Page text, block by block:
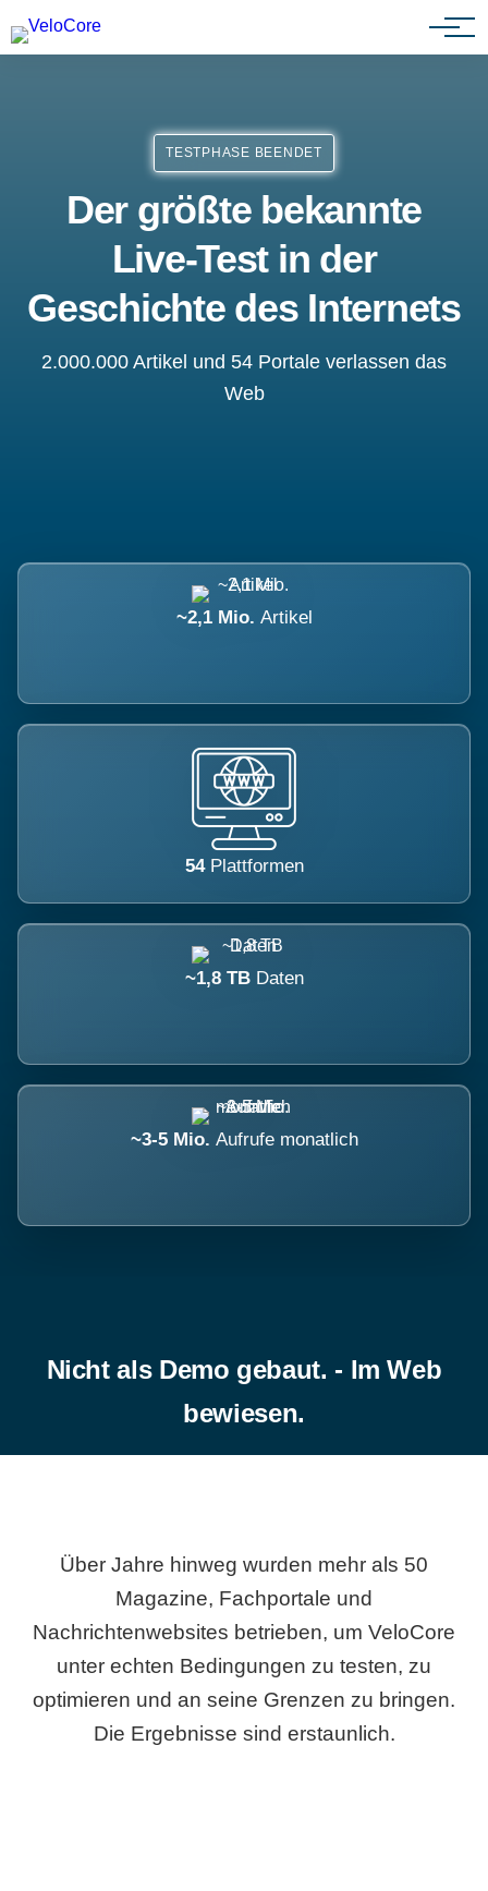
Partnerprogramm
TESTPHASE BEENDET
Der größte bekannte
Live-Test in der
Geschichte des Internets
2.000.000 Artikel und 54 Portale verlassen das
Web
~2,1 Mio. Artikel
54 Plattformen
~1,8 TB Daten
~3-5 Mio. Aufrufe monatlich
Nicht als Demo gebaut. - Im Web
bewiesen.
Über Jahre hinweg wurden mehr als 50
Magazine, Fachportale und
Nachrichtenwebsites betrieben, um VeloCore
unter echten Bedingungen zu testen, zu
optimieren und an seine Grenzen zu bringen.
Die Ergebnisse sind erstaunlich.